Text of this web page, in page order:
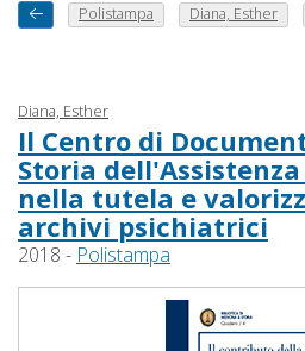
Polistampa Diana, Esther
Diana, Esther
Il Centro di
Storia
nella tutela e
archivi psichiatrici
2018 - Polistampa